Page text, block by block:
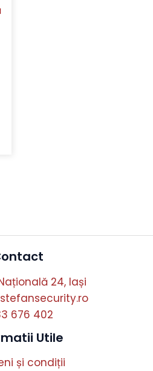
24, Iași
676 402
Utile
și condiții